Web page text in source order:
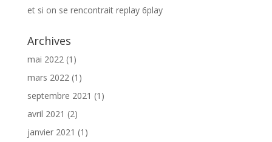
et si on se rencontrait replay 6play
Archives
mai 2022(1)
mars 2022(1)
septembre 2021 (1)
avril 2021 (2)
janvier 2021 (1)